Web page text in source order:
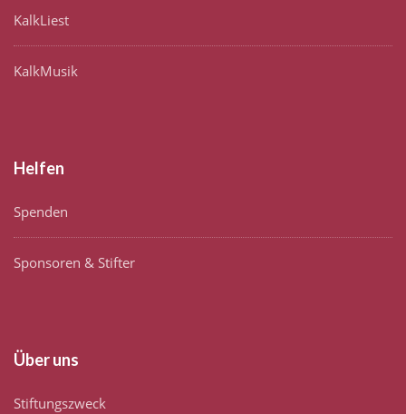
KalkLiest
KalkMusik
Helfen
Spenden
Sponsoren & Stifter
Über uns
Stiftungszweck